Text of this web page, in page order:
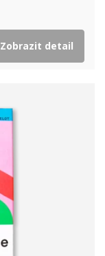
Zobrazit detail